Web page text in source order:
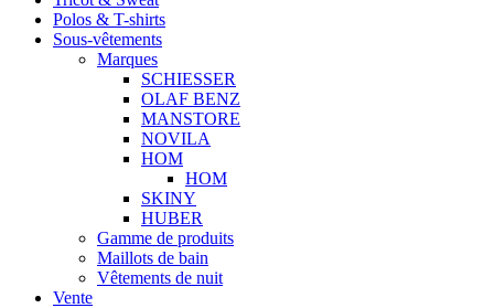
Polos & T-shirts
Sous-vêtements
Marques
SCHIESSER
OLAF BENZ
MANSTORE
NOVILA
HOM
HOM
SKINY
HUBER
Gamme de produits
Maillots de bain
Vêtements de nuit
Vente